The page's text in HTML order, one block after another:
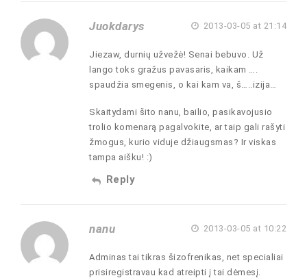
Juokdarys 2013-03-05 at 21:14
Jiezaw, durnių užvežė! Senai bebuvo. Už
lango toks gražus pavasaris, kaikam ….
spaudžia smegenis, o kai kam va, š…..izija…
Skaitydami šito nanu, bailio, pasikavojusio
trolio komenarą pagalvokite, ar taip gali rašyti
žmogus, kurio viduje džiaugsmas? Ir viskas
tampa aišku! :)
Reply
nanu 2013-03-05 at 10:22
Adminas tai tikras šizofrenikas, net specialiai
prisiregistravau kad atreipti į tai dėmesį.